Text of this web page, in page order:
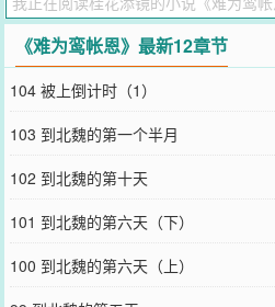
不低头。无计可施之下，有人进言，
子收收他的心，当然，也是做给中原
还会相信娶妻生子之人仍有归心？这
中原的通房无异；高了，可汗的公主
了她。再后来，她给谢锡哮送了一碗鹿
的，不然看她的视线不会那么冷，同
不会在与中原里应外合射杀可汗后，摔
——五年后，谢锡哮已手握重权。杀子
近臣。但午夜梦回，他总会想起那段被
境再次作乱，他领兵前去平定，竟再
汉人打扮，虽已再嫁，却成了孀妇，将
中。她单薄的身子在发抖，眼含惊惧
年的心，终是有了宣泄的方向……处境
囚，是她。【阅读指南】1、1v1双洁2
《难为鸾帐恩》最新12章节
104 被上倒计时（1）
103 到北魏的第一个半月
102 到北魏的第十天
101 到北魏的第六天（下）
100 到北魏的第六天（上）